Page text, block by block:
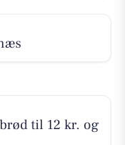
til 12 kr. og